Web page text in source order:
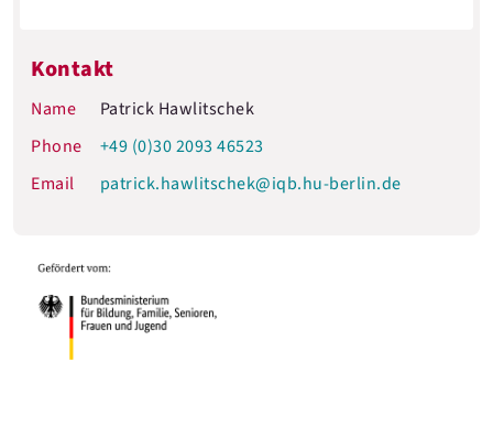
Kontakt
Name
Patrick Hawlitschek
Phone
+49 (0)30 2093 46523
Email
patrick.hawlitschek@iqb.hu-berlin.de